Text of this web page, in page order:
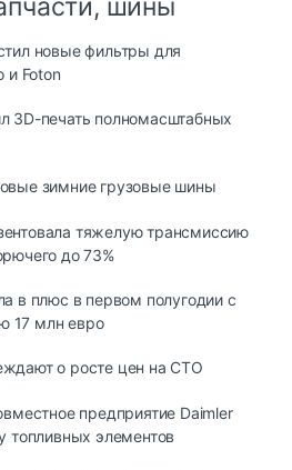
шины
новые фильтры для
и Foton
3D-печать полномасштабных
зимние грузовые шины
тяжелую трансмиссию
до 73%
в плюс в первом полугодии с
17 млн евро
о росте цен на СТО
предприятие Daimler
топливных элементов